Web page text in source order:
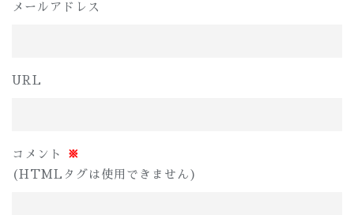
メールアドレス
URL
コメント
※
(HTMLタグは使用できません)